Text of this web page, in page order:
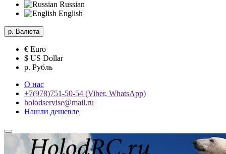
Russian
English
р. Валюта
€ Euro
$ US Dollar
р. Рубль
О нас
+7(978)751-50-54 (Viber, WhatsApp)
holodservise@mail.ru
Нашли дешевле